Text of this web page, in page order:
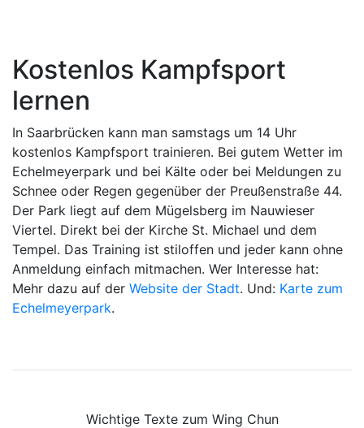
Kostenlos Kampfsport
lernen
In Saarbrücken kann man samstags um 14 Uhr
kostenlos Kampfsport trainieren. Bei gutem Wetter im
Echelmeyerpark und bei Kälte oder bei Meldungen zu
Schnee oder Regen gegenüber der Preußenstraße 44.
Der Park liegt auf dem Mügelsberg im Nauwieser
Viertel. Direkt bei der Kirche St. Michael und dem
Tempel. Das Training ist stiloffen und jeder kann ohne
Anmeldung einfach mitmachen. Wer Interesse hat:
Mehr dazu auf der Website der Stadt. Und: Karte zum
Echelmeyerpark.
Wichtige Texte zum Wing Chun